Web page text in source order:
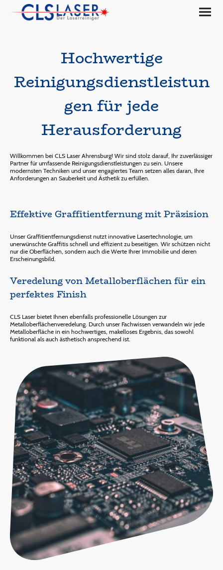
Hochwertige
Reinigungsdienstleistun
gen für jede
Herausforderung
Willkommen bei CLS Laser Ahrensburg! Wir sind stolz darauf, Ihr zuverlässiger
Partner für umfassende Reinigungsdienstleistungen zu sein. Unsere
modernsten Techniken und unser engagiertes Team setzen alles daran, Ihre
Anforderungen an Sauberkeit und Ästhetik zu erfüllen.
Effektive Graffitientfernung mit Präzision
Unser Graffitientfernungsdienst nutzt innovative Lasertechnologie, um
unerwünschte Graffitis schnell und effizient zu beseitigen. Wir schützen nicht
nur die Oberflächen, sondern auch die Werte Ihrer Immobilie und deren
Erscheinungsbild.
Veredelung von Metalloberflächen für ein
perfektes Finish
CLS Laser bietet Ihnen ebenfalls professionelle Lösungen zur
Metalloberflächenveredelung. Durch unser Fachwissen verwandeln wir jede
Metalloberfläche in ein hochwertiges, makelloses Ergebnis, das sowohl
funktional als auch ästhetisch ansprechend ist.